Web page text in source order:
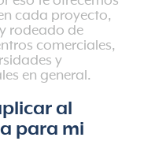
cada proyecto,
rodeado de
comerciales,
y
en general.
al
para mi